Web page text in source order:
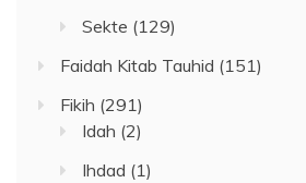
Sekte (129)
Faidah Kitab Tauhid (151)
Fikih (291)
Idah (2)
Ihdad (1)